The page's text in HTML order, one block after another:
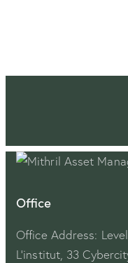
Office
Office Address:
L’institut, 33